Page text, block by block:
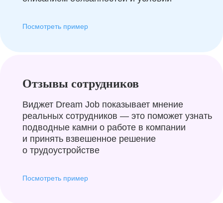
Посмотреть пример
Отзывы сотрудников
Виджет Dream Job показывает мнение
реальных сотрудников — это поможет узнать
подводные камни о работе в компании
и принять взвешенное решение
о трудоустройстве
Посмотреть пример